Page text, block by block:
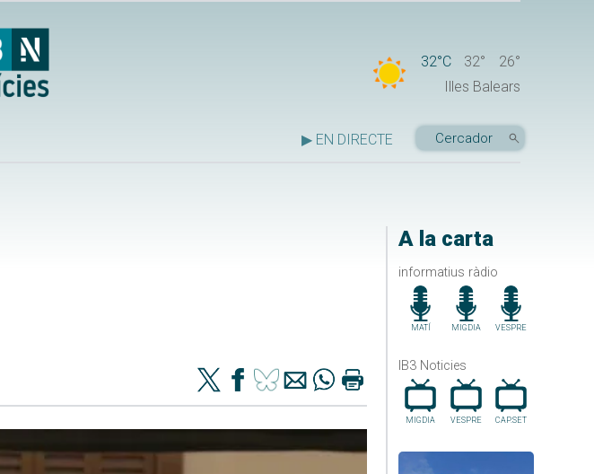
32°C 32°
26°
Illes Balears
▶ EN DIRECTE
A la carta
informatius ràdio
MATÍ MIGDIA VESPRE
IB3 Noticies
MIGDIA VESPRE CAP.SET